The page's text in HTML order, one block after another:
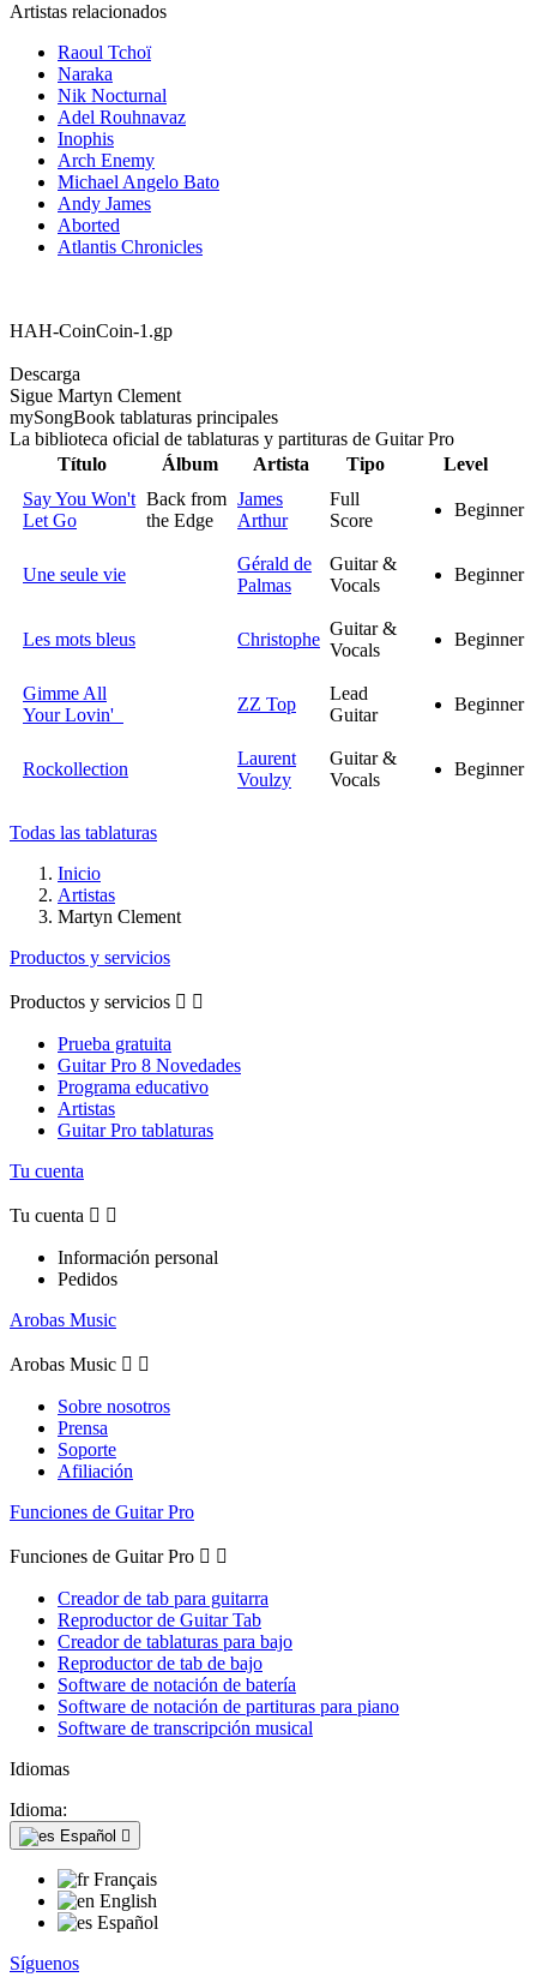
Artistas relacionados
Raoul Tchoï
Naraka
Nik Nocturnal
Adel Rouhnavaz
Inophis
Arch Enemy
Michael Angelo Bato
Andy James
Aborted
Atlantis Chronicles
HAH-CoinCoin-1.gp
Descarga
Sigue Martyn Clement
mySongBook tablaturas principales
La biblioteca oficial de tablaturas y partituras de Guitar Pro
Título
Álbum Artista Tipo
Level
Say You Won't
Let Go
Back from
the Edge
James
Arthur
Full
Score
Beginner
Une seule vie
Gérald de
Palmas
Guitar &
Vocals
Beginner
Les mots bleus Christophe
Guitar &
Vocals
Beginner
Gimme All
Your Lovin'
ZZ Top
Lead
Guitar
Beginner
Rockollection
Laurent
Voulzy
Guitar &
Vocals
Beginner
Todas las tablaturas
Inicio
Artistas
Martyn Clement
Productos y servicios
Productos y servicios  
Prueba gratuita
Guitar Pro 8 Novedades
Programa educativo
Artistas
Guitar Pro tablaturas
Tu cuenta
Tu cuenta  
Información personal
Pedidos
Arobas Music
Arobas Music  
Sobre nosotros
Prensa
Soporte
Afiliación
Funciones de Guitar Pro
Funciones de Guitar Pro  
Creador de tab para guitarra
Reproductor de Guitar Tab
Creador de tablaturas para bajo
Reproductor de tab de bajo
Software de notación de batería
Software de notación de partituras para piano
Software de transcripción musical
Idiomas
Idioma:
Español 
Français
English
Español
Síguenos